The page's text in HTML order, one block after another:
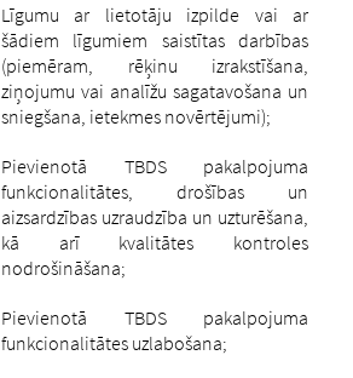
Līgumu ar lietotāju izpilde vai ar
šādiem līgumiem saistītas darbības
(piemēram, rēķinu izrakstīšana,
ziņojumu vai analīžu sagatavošana un
sniegšana, ietekmes novērtējumi);
Pievienotā TBDS pakalpojuma
funkcionalitātes, drošības un
aizsardzības uzraudzība un uzturēšana,
kā arī kvalitātes kontroles
nodrošināšana;
Pievienotā TBDS pakalpojuma
funkcionalitātes uzlabošana;